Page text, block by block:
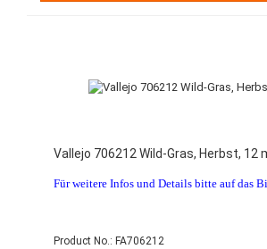
Vallejo 706212 Wild-Gras, Herbst, 12
Für weitere Infos und Details bitte auf das
Product No.: FA706212